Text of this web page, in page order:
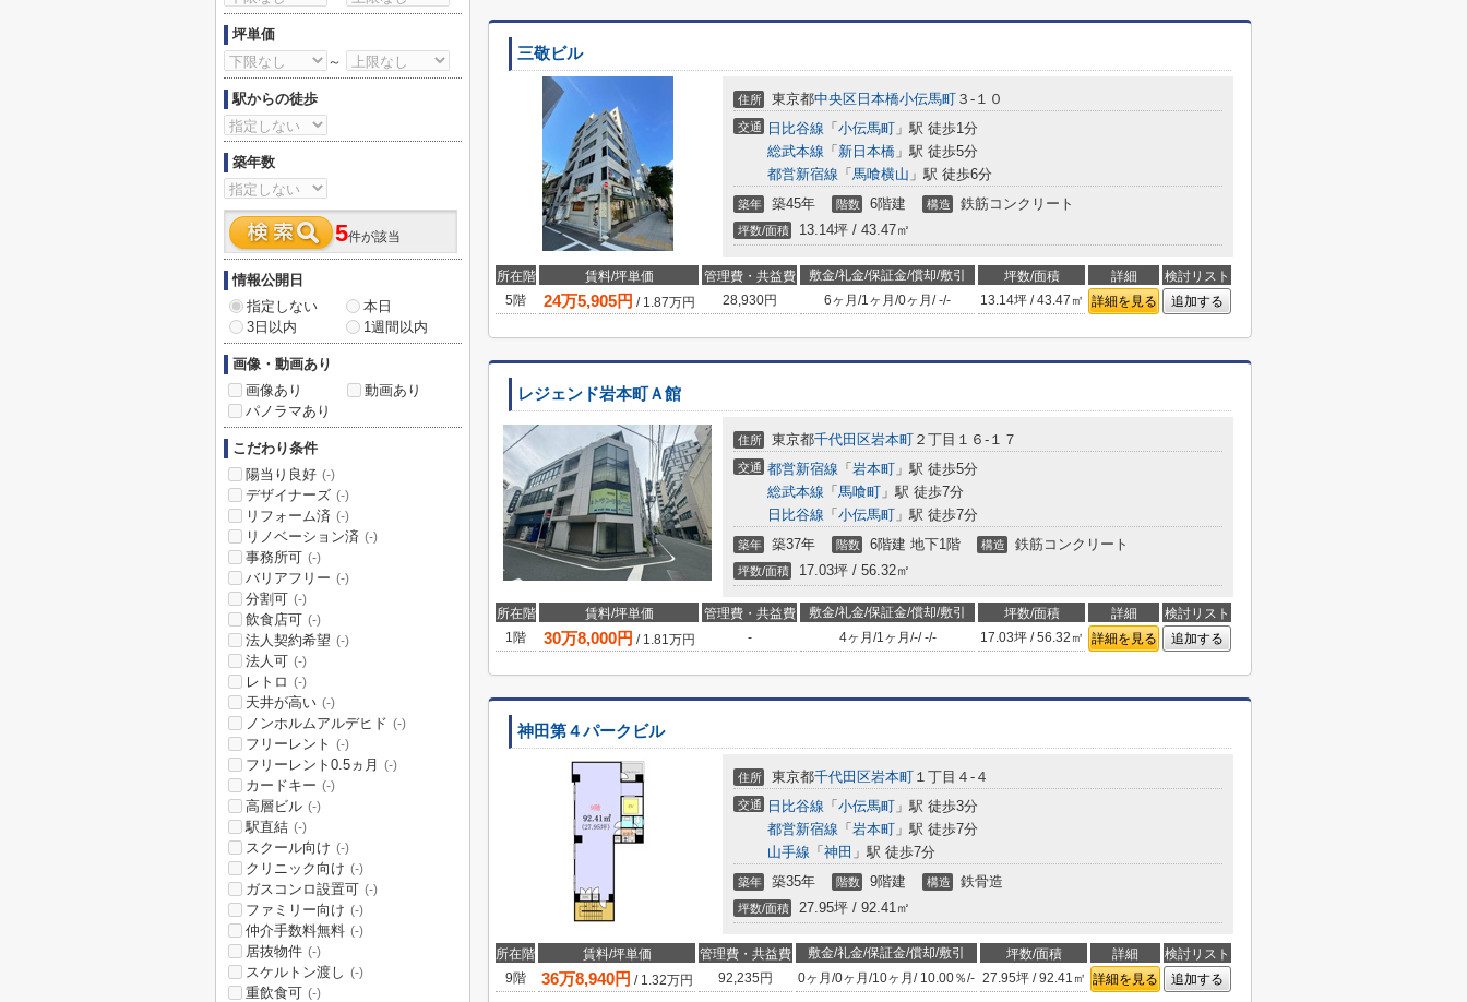
三敬ビル
住所 東京都中央区 日本橋小伝馬町 ３-１０
交通 日比谷線 「 小伝馬町 」駅 徒歩1分
総武本線 「 新日本橋 」駅 徒歩5分
都営新宿線 「 馬喰横山 」駅 徒歩6分
築年 築45年 階数 6階建 構造 鉄筋コンクリート
坪数/面積 13.14坪 / 43.47㎡
所在階 賃料/坪単価 管理費・共益費 敷金/礼金/保証金/償却/敷引 坪数/面積 詳細
検討リスト
5階
24万5,905円 / 1.87万円 28,930円 6ヶ月 /1ヶ月 /0ヶ月 /-/- 13.14坪 / 43.47㎡ 詳細を見る 追加する
レジェンド岩本町Ａ館
住所 東京都千代田区岩本町 ２丁目１６-１７
交通 都営新宿線 「 岩本町 」駅 徒歩5分
総武本線 「 馬喰町 」駅 徒歩7分
日比谷線 「 小伝馬町 」駅 徒歩7分
築年 築37年 階数 6階建 地下1階 構造 鉄筋コンクリート
坪数/面積 17.03坪 / 56.32㎡
所在階 賃料/坪単価 管理費・共益費 敷金/礼金/保証金/償却/敷引 坪数/面積 詳細
検討リスト
1階
30万8,000円 / 1.81万円 - 4ヶ月 /1ヶ月 /-/-/- 17.03坪 / 56.32㎡ 詳細を見る 追加する
神田第４パークビル
住所 東京都千代田区岩本町 １丁目４-４
交通 日比谷線 「 小伝馬町 」駅 徒歩3分
都営新宿線 「 岩本町 」駅 徒歩7分
山手線 「 神田 」駅 徒歩7分
築年 築35年 階数 9階建 構造 鉄骨造
坪数/面積 27.95坪 / 92.41㎡
所在階 賃料/坪単価 管理費・共益費 敷金/礼金/保証金/償却/敷引 坪数/面積 詳細
検討リスト
9階
36万8,940円 / 1.32万円 92,235円 0ヶ月 /0ヶ月 /10ヶ月 / 10.00％/- 27.95坪 / 92.41㎡ 詳細を見る 追加する
坪単価
～
駅からの徒歩
築年数
5件が該当
情報公開日
指定しない
本日
3日以内
1週間以内
画像・動画あり
画像あり
動画あり
パノラマあり
こだわり条件
陽当り良好 (-)
デザイナーズ (-)
リフォーム済 (-)
リノベーション済 (-)
事務所可 (-)
バリアフリー (-)
分割可 (-)
飲食店可 (-)
法人契約希望 (-)
法人可 (-)
レトロ (-)
天井が高い (-)
ノンホルムアルデヒド (-)
フリーレント (-)
フリーレント0.5ヵ月 (-)
カードキー (-)
高層ビル (-)
駅直結 (-)
スクール向け (-)
クリニック向け (-)
ガスコンロ設置可 (-)
ファミリー向け (-)
仲介手数料無料 (-)
居抜物件 (-)
スケルトン渡し (-)
重飲食可 (-)